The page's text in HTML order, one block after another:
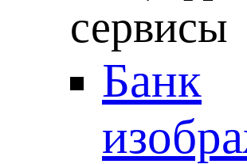
сервисы
Банк